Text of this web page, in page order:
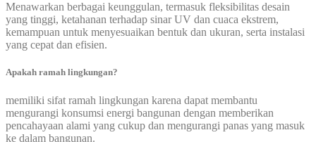
Menawarkan berbagai keunggulan, termasuk fleksibilitas desain
yang tinggi, ketahanan terhadap sinar UV dan cuaca ekstrem,
kemampuan untuk menyesuaikan bentuk dan ukuran, serta instalasi
yang cepat dan efisien.
Apakah ramah lingkungan?
memiliki sifat ramah lingkungan karena dapat membantu
mengurangi konsumsi energi bangunan dengan memberikan
pencahayaan alami yang cukup dan mengurangi panas yang masuk
ke dalam bangunan.